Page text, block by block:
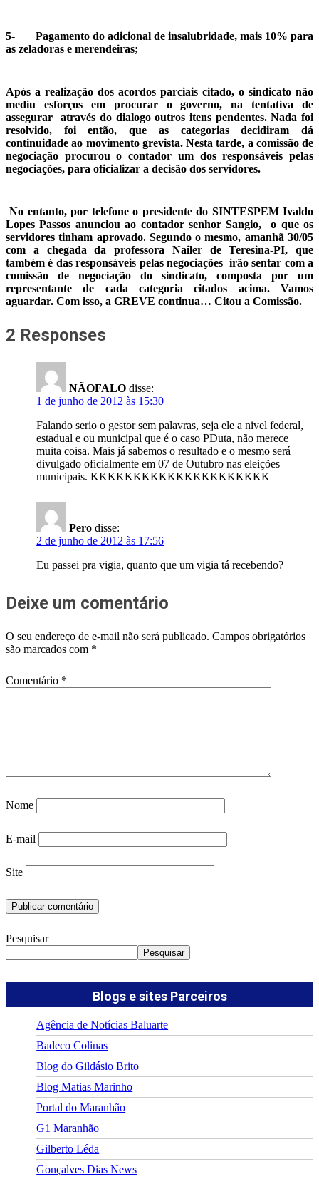
5- Pagamento do adicional de insalubridade, mais 10% para
as zeladoras e merendeiras;
Após a realização dos acordos parciais citado, o sindicato não
mediu esforços em procurar o governo, na tentativa de
assegurar através do dialogo outros itens pendentes. Nada foi
resolvido, foi então, que as categorias decidiram dá
continuidade ao movimento grevista. Nesta tarde, a comissão de
negociação procurou o contador um dos responsáveis pelas
negociações, para oficializar a decisão dos servidores.
No entanto, por telefone o presidente do SINTESPEM Ivaldo
Lopes Passos anunciou ao contador senhor Sangio, o que os
servidores tinham aprovado. Segundo o mesmo, amanhã 30/05
com a chegada da professora Nailer de Teresina-PI, que
também é das responsáveis pelas negociações irão sentar com a
comissão de negociação do sindicato, composta por um
representante de cada categoria citados acima. Vamos
aguardar. Com isso, a GREVE continua… Citou a Comissão.
2 Responses
NÃOFALO disse:
1 de junho de 2012 às 15:30
Falando serio o gestor sem palavras, seja ele a nivel federal,
estadual e ou municipal que é o caso PDuta, não merece
muita coisa. Mais já sabemos o resultado e o mesmo será
divulgado oficialmente em 07 de Outubro nas eleições
municipais. KKKKKKKKKKKKKKKKKKKKK
Pero disse:
2 de junho de 2012 às 17:56
Eu passei pra vigia, quanto que um vigia tá recebendo?
Deixe um comentário
O seu endereço de e-mail não será publicado. Campos obrigatórios
são marcados com *
Comentário *
Nome
E-mail
Site
Pesquisar
Pesquisar
Blogs e sites Parceiros
Agência de Notícias Baluarte
Badeco Colinas
Blog do Gildásio Brito
Blog Matias Marinho
Portal do Maranhão
G1 Maranhão
Gilberto Léda
Gonçalves Dias News